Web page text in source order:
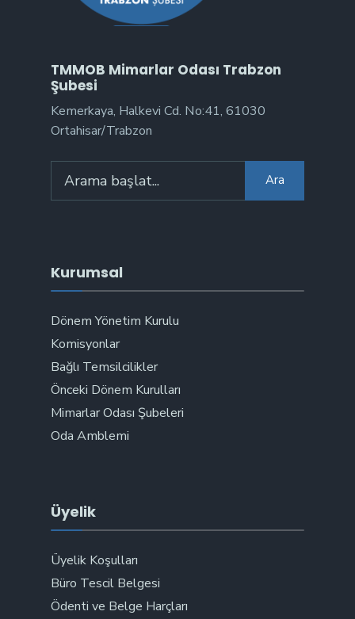
TMMOB Mimarlar Odası Trabzon
Şubesi
Kemerkaya, Halkevi Cd. No:41, 61030
Ortahisar/Trabzon
Ara
Kurumsal
Dönem Yönetim Kurulu
Komisyonlar
Bağlı Temsilcilikler
Önceki Dönem Kurulları
Mimarlar Odası Şubeleri
Oda Amblemi
Üyelik
Üyelik Koşulları
Büro Tescil Belgesi
Ödenti ve Belge Harçları